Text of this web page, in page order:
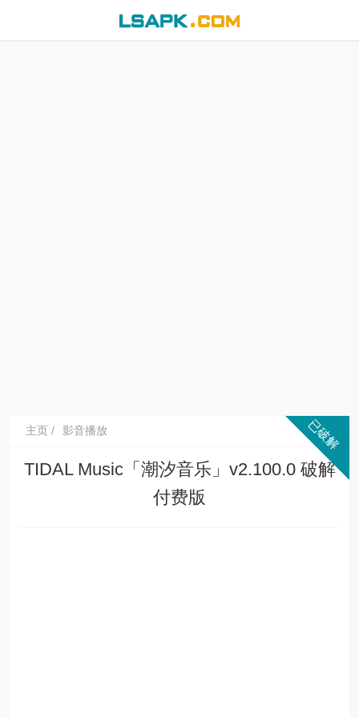
主页 影音播放
TIDAL Music「潮汐音乐」v2.100.0 破解
付费版